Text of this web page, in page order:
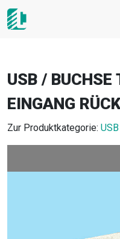
USB /
EINGANG
Zur Produktkategorie: USB